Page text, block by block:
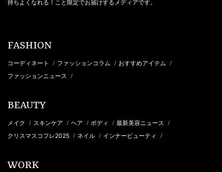
持ちよくなれる！こと限定でお届けするメディアです。
FASHION
コーディネート / ファッションコラム / おすすめアイテム /
ファッションニュース /
BEAUTY
メイク / スキンケア / ヘア / ボディ / 最新美容ニュース /
クリスマスコフレ2025 / ネイル / インナービューティ /
WORK